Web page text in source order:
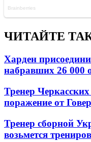
ЧИТАЙТЕ
Харден
набравших 26 000
Тренер
поражение от
Тренер сборной
возьмется